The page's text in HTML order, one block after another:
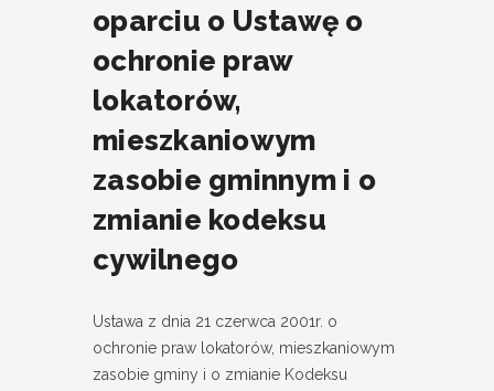
oparciu o Ustawę o
ochronie praw
lokatorów,
mieszkaniowym
zasobie gminnym i o
zmianie kodeksu
cywilnego
Ustawa z dnia 21 czerwca 2001r. o
ochronie praw lokatorów, mieszkaniowym
zasobie gminy i o zmianie Kodeksu